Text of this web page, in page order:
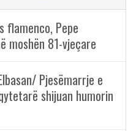
flamenco, Pepe
moshën 81-vjeçare
Pjesëmarrje e
shijuan humorin